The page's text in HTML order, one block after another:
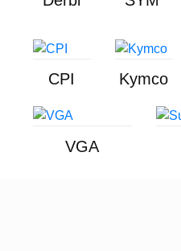
CPI Kymco
VGA